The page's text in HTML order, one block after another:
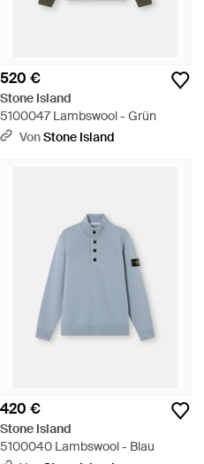
520 €
Stone Island
5100047 Lambswool - Grün
VonStone Island
420 €
Stone Island
5100040 Lambswool - Blau